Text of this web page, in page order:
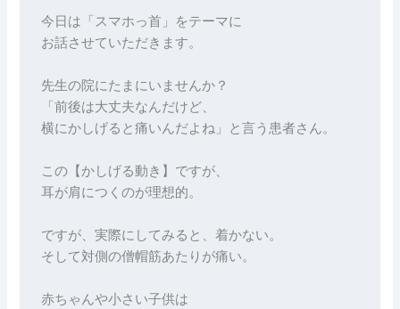
今日は「スマホっ首」をテーマに
お話させていただきます。
先生の院にたまにいませんか？
「前後は大丈夫なんだけど、
横にかしげると痛いんだよね」と言う患者さん。
この【かしげる動き】ですが、
耳が肩につくのが理想的。
ですが、実際にしてみると、着かない。
そして対側の僧帽筋あたりが痛い。
赤ちゃんや小さい子供は